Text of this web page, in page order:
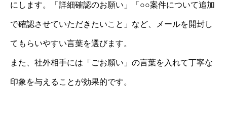
にします。「詳細確認のお願い」「○○案件について追加
で確認させていただきたいこと」など、メールを開封し
てもらいやすい言葉を選びます。
また、社外相手には「ごお願い」の言葉を入れて丁寧な
印象を与えることが効果的です。